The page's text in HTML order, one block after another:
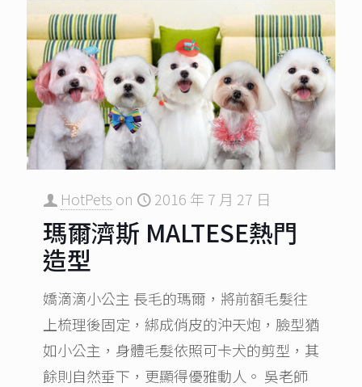
HotPets on 2016 年 7 月 27 日
瑪爾濟斯 MALTESE熱門
造型
嬌滴滴小公主 長毛的瑪爾，將前額毛髮往
上梳理後固定，綁成俏皮的沖天炮，臉型猶
如小公主，身體毛髮依照可卡犬的剪型，其
餘則自然垂下，更顯得優雅動人。 吳老師